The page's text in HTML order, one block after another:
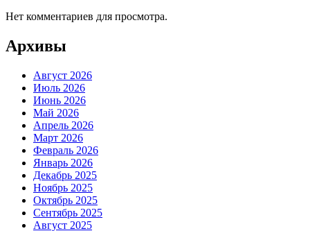
Нет комментариев для просмотра.
Архивы
Август 2026
Июль 2026
Июнь 2026
Май 2026
Апрель 2026
Март 2026
Февраль 2026
Январь 2026
Декабрь 2025
Ноябрь 2025
Октябрь 2025
Сентябрь 2025
Август 2025